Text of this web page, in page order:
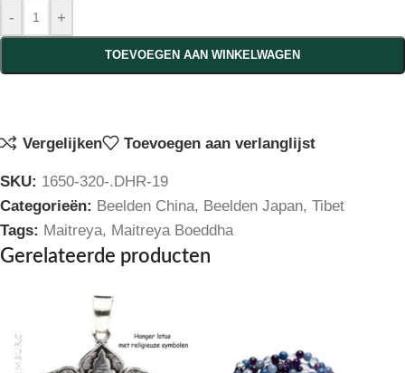
- +
TOEVOEGEN AAN WINKELWAGEN
Vergelijken Toevoegen aan verlanglijst
SKU: 1650-320-.DHR-19
Categorieën: Beelden China, Beelden Japan, Tibet
Tags: Maitreya, Maitreya Boeddha
Gerelateerde producten